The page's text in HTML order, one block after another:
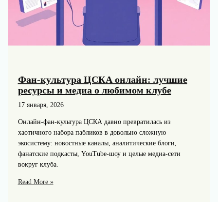
Фан-культура ЦСКА онлайн: лучшие
ресурсы и медиа о любимом клубе
17 января, 2026
Онлайн-фан-культура ЦСКА давно превратилась из
хаотичного набора пабликов в довольно сложную
экосистему: новостные каналы, аналитические блоги,
фанатские подкасты, YouTube-шоу и целые медиа-сети
вокруг клуба.
Фан-
Read More »